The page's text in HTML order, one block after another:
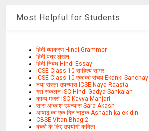
Most Helpful for Students
हिंदी व्याकरण Hindi Grammer
हिंदी पत्र लेखन
हिंदी निबंध Hindi Essay
ICSE Class 10 साहित्य सागर
ICSE Class 10 एकांकी संचय Ekanki Sanchay
नया रास्ता उपन्यास ICSE Naya Raasta
गद्य संकलन ISC Hindi Gadya Sankalan
काव्य मंजरी ISC Kavya Manjari
सारा आकाश उपन्यास Sara Akash
आषाढ़ का एक दिन नाटक Ashadh ka ek din
CBSE Vitan Bhag 2
बच्चों के लिए उपयोगी कविता